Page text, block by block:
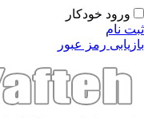
ورود خودکار
نام
رمز عبور